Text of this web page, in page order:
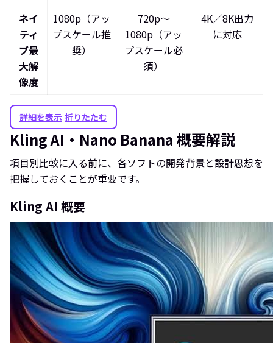
ネイ
ティ
ブ最
大解
像度
1080p（アッ
プスケール推
奨）
720p～
1080p（アッ
プスケール必
須）
4K／8K出力
に対応
詳細を表示 折りたたむ
Kling AI・Nano Banana 概要解説
項目別比較に入る前に、各ソフトの開発背景と設計思想を
把握しておくことが重要です。
Kling AI 概要